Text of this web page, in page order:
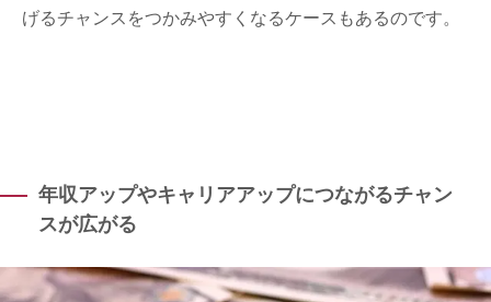
げるチャンスをつかみやすくなるケースもあるのです。
年収アップやキャリアアップにつながるチャン
スが広がる